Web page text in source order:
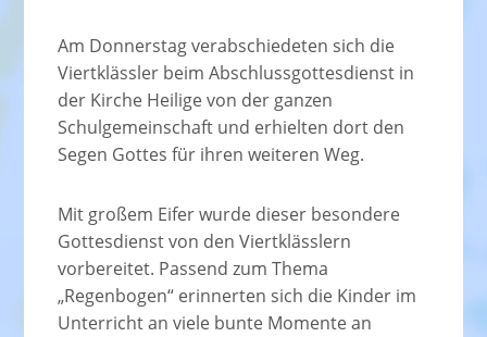
Am Donnerstag verabschiedeten sich die
Viertklässler beim Abschlussgottesdienst in
der Kirche Heilige von der ganzen
Schulgemeinschaft und erhielten dort den
Segen Gottes für ihren weiteren Weg.
Mit großem Eifer wurde dieser besondere
Gottesdienst von den Viertklässlern
vorbereitet. Passend zum Thema
„Regenbogen“ erinnerten sich die Kinder im
Unterricht an viele bunte Momente an